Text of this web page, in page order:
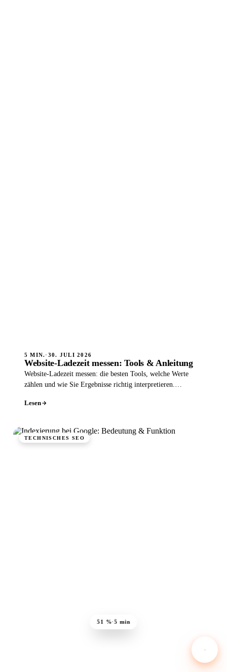
51 %·5 min
5 MIN.· 30. JULI 2026
Website-Ladezeit messen: Tools & Anleitung
Website-Ladezeit messen: die besten Tools, welche Werte
zählen und wie Sie Ergebnisse richtig interpretieren.
Lesen
TECHNISCHES SEO